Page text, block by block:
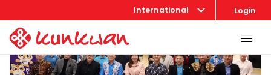
International Login